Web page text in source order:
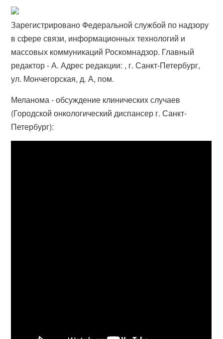
Зарегистрировано Федеральной службой по надзору
в сфере связи, информационных технологий и
массовых коммуникаций Роскомнадзор. Главный
редактор - А. Адрес редакции: , г. Санкт-Петербург,
ул. Мончегорская, д. А, пом.
Меланома - обсуждение клинических случаев
(Городской онкологический диспансер г. Санкт-
Петербург):